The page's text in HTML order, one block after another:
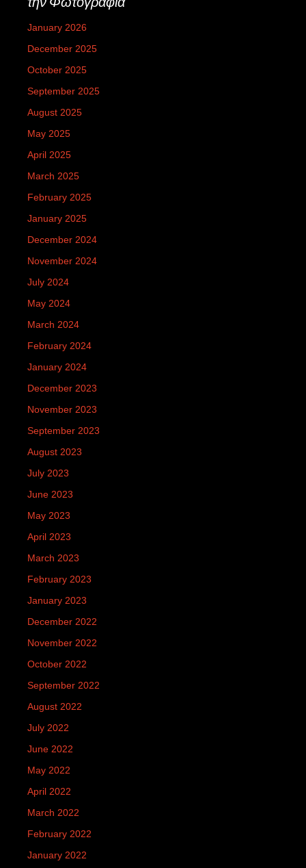
January 2026
December 2025
October 2025
September 2025
August 2025
May 2025
April 2025
March 2025
February 2025
January 2025
December 2024
November 2024
July 2024
May 2024
March 2024
February 2024
January 2024
December 2023
November 2023
September 2023
August 2023
July 2023
June 2023
May 2023
April 2023
March 2023
February 2023
January 2023
December 2022
November 2022
October 2022
September 2022
August 2022
July 2022
June 2022
May 2022
April 2022
March 2022
February 2022
January 2022